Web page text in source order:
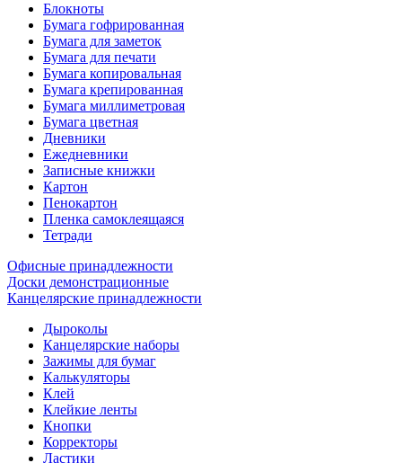
Блокноты
Бумага гофрированная
Бумага для заметок
Бумага для печати
Бумага копировальная
Бумага крепированная
Бумага миллиметровая
Бумага цветная
Дневники
Ежедневники
Записные книжки
Картон
Пенокартон
Пленка самоклеящаяся
Тетради
Офисные принадлежности
Доски демонстрационные
Канцелярские принадлежности
Дыроколы
Канцелярские наборы
Зажимы для бумаг
Калькуляторы
Клей
Клейкие ленты
Кнопки
Корректоры
Ластики